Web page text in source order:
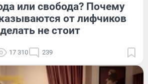
или свобода? Почему
от лифчиков
не стоит
17 310 239